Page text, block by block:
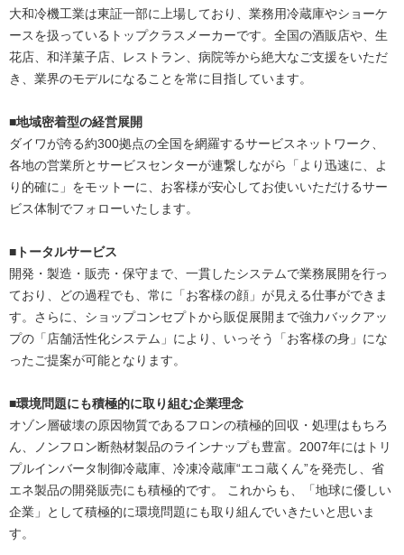
大和冷機工業は東証一部に上場しており、業務用冷蔵庫やショーケ
ースを扱っているトップクラスメーカーです。全国の酒販店や、生
花店、和洋菓子店、レストラン、病院等から絶大なご支援をいただ
き、業界のモデルになることを常に目指しています。
■地域密着型の経営展開
ダイワが誇る約300拠点の全国を網羅するサービスネットワーク、
各地の営業所とサービスセンターが連繋しながら「より迅速に、よ
り的確に」をモットーに、お客様が安心してお使いいただけるサー
ビス体制でフォローいたします。
■トータルサービス
開発・製造・販売・保守まで、一貫したシステムで業務展開を行っ
ており、どの過程でも、常に「お客様の顔」が見える仕事ができま
す。さらに、ショップコンセプトから販促展開まで強力バックアッ
プの「店舗活性化システム」により、いっそう「お客様の身」にな
ったご提案が可能となります。
■環境問題にも積極的に取り組む企業理念
オゾン層破壊の原因物質であるフロンの積極的回収・処理はもちろ
ん、ノンフロン断熱材製品のラインナップも豊富。2007年にはトリ
プルインバータ制御冷蔵庫、冷凍冷蔵庫“エコ蔵くん”を発売し、省
エネ製品の開発販売にも積極的です。 これからも、「地球に優しい
企業」として積極的に環境問題にも取り組んでいきたいと思いま
す。